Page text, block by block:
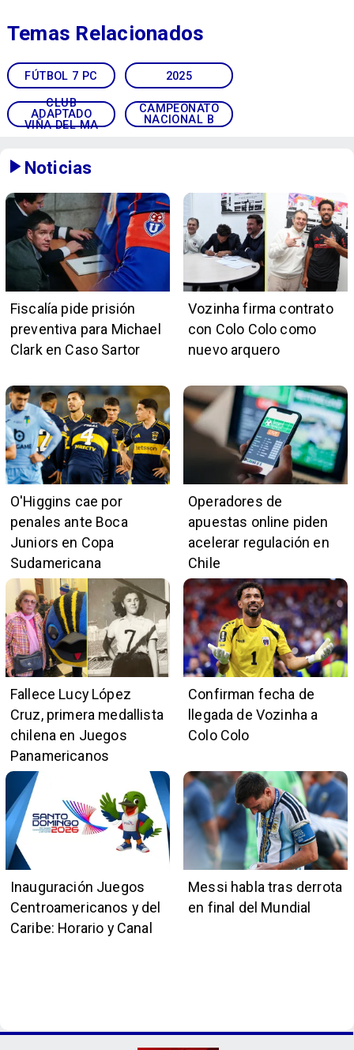
FÚTBOL 7 PC 2025
CLUB
ADAPTADO
VIÑA DEL MA
CAMPEONATO
NACIONAL B
Temas Relacionados
Noticias
Fiscalía pide prisión
preventiva para Michael
Clark en Caso Sartor
Vozinha firma contrato
con Colo Colo como
nuevo arquero
O'Higgins cae por
penales ante Boca
Juniors en Copa
Sudamericana
Operadores de
apuestas online piden
acelerar regulación en
Chile
Fallece Lucy López
Cruz, primera medallista
chilena en Juegos
Panamericanos
Confirman fecha de
llegada de Vozinha a
Colo Colo
Inauguración Juegos
Centroamericanos y del
Caribe: Horario y Canal
Messi habla tras derrota
en final del Mundial